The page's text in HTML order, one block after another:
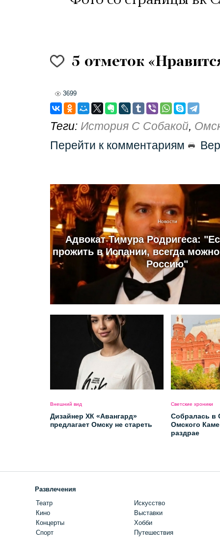
5 отметок
3699
Теги: История С Собакой,
Перейти к комментариям
Новости
Адвокат Тимура Родригеса:
прожить в Испании, всегда
Россию"
Внешний вид
Дизайнер ХК «Авангард»
предлагает Омску не стареть
Светские хроники
Собралась в
Омского
раздрае
Развлечения
Театр
Кино
Концерты
Спорт
Искусство
Выставки
Хобби
Путешествия